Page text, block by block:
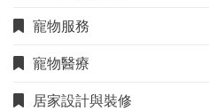
寵物服務
寵物醫療
居家設計與裝修